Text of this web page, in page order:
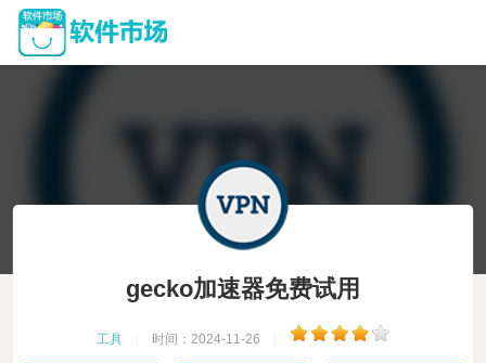
gecko加速器免费试用
工具 时间：2024-11-26